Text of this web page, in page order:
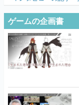
ゲームの企画書